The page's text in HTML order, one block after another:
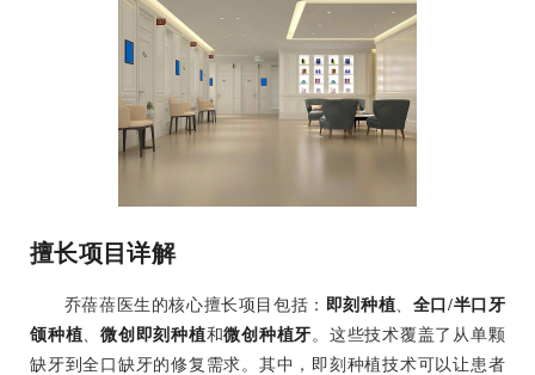
擅长项目详解
乔蓓蓓医生的核心擅长项目包括： 即刻种植
全口/半口牙
颌种植 、微创即刻种植和微创种植牙。这些技术覆盖了从单颗
缺牙到全口缺牙的修复需求。其中，即刻种植技术可以让患者